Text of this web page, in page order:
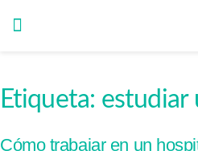
Etiqueta: estudiar
Cómo trabajar en un